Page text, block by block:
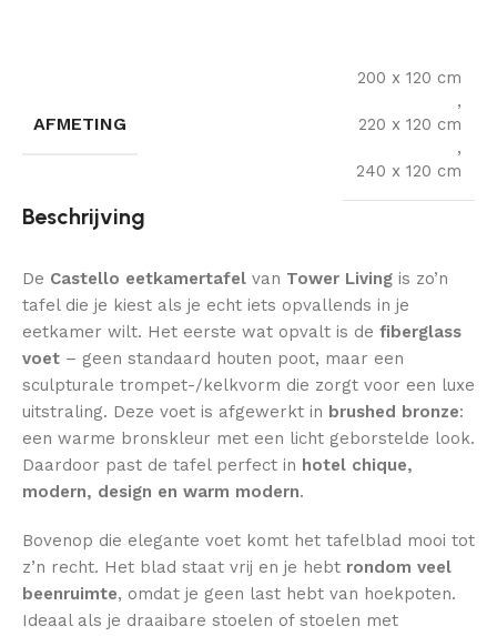
AFMETING
200 x 120 cm
,
220 x 120 cm
,
240 x 120 cm
Beschrijving
De Castello eetkamertafel van Tower Living is zo’n
tafel die je kiest als je echt iets opvallends in je
eetkamer wilt. Het eerste wat opvalt is de fiberglass
voet – geen standaard houten poot, maar een
sculpturale trompet-/kelkvorm die zorgt voor een luxe
uitstraling. Deze voet is afgewerkt in brushed bronze:
een warme bronskleur met een licht geborstelde look.
Daardoor past de tafel perfect in hotel chique,
modern, design en warm modern.
Bovenop die elegante voet komt het tafelblad mooi tot
z’n recht. Het blad staat vrij en je hebt rondom veel
beenruimte, omdat je geen last hebt van hoekpoten.
Ideaal als je draaibare stoelen of stoelen met